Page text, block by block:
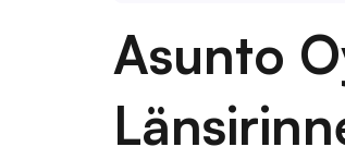
Asunto